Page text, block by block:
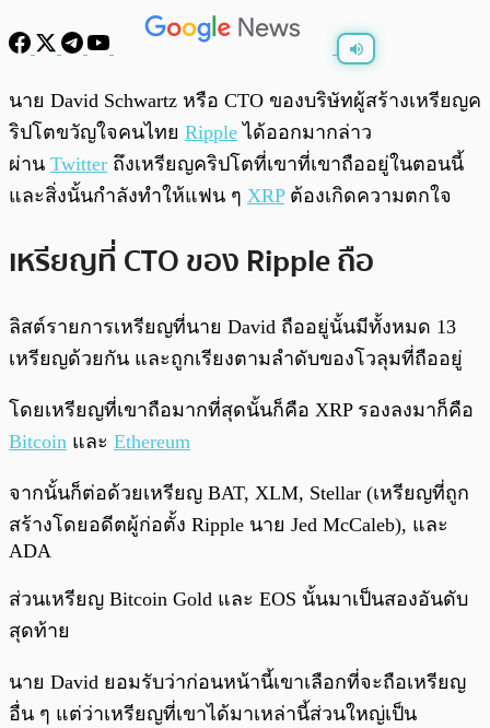
0:00 0:00
นาย David Schwartz หรือ CTO ของบริษัทผู้สร้างเหรียญค
ริปโตขวัญใจคนไทย Ripple ได้ออกมากล่าว
ผ่าน Twitter ถึงเหรียญคริปโตที่เขาที่เขาถืออยู่ในตอนนี้
และสิ่งนั้นกำลังทำให้แฟน ๆ XRPต้องเกิดความตกใจ
เหรียญที่ CTO ของ Ripple ถือ
ลิสต์รายการเหรียญที่นาย David ถืออยู่นั้นมีทั้งหมด 13
เหรียญด้วยกัน และถูกเรียงตามลำดับของโวลุมที่ถืออยู่
โดยเหรียญที่เขาถือมากที่สุดนั้นก็คือ XRP รองลงมาก็คือ
Bitcoin และ Ethereum
จากนั้นก็ต่อด้วยเหรียญ BAT, XLM, Stellar (เหรียญที่ถูก
สร้างโดยอดีตผู้ก่อตั้ง Ripple นาย Jed McCaleb), และ
ADA
ส่วนเหรียญ Bitcoin Gold และ EOS นั้นมาเป็นสองอันดับ
สุดท้าย
นาย David ยอมรับว่าก่อนหน้านี้เขาเลือกที่จะถือเหรียญ
อื่น ๆ แต่ว่าเหรียญที่เขาได้มาเหล่านี้ส่วนใหญ่เป็น